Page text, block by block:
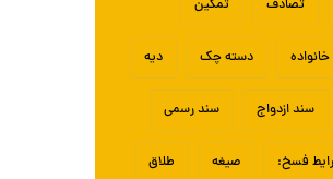
تصادف تمکین
خانواده دسته چک دیه
سند ازدواج سند رسمی
فسخ: صیغه طلاق